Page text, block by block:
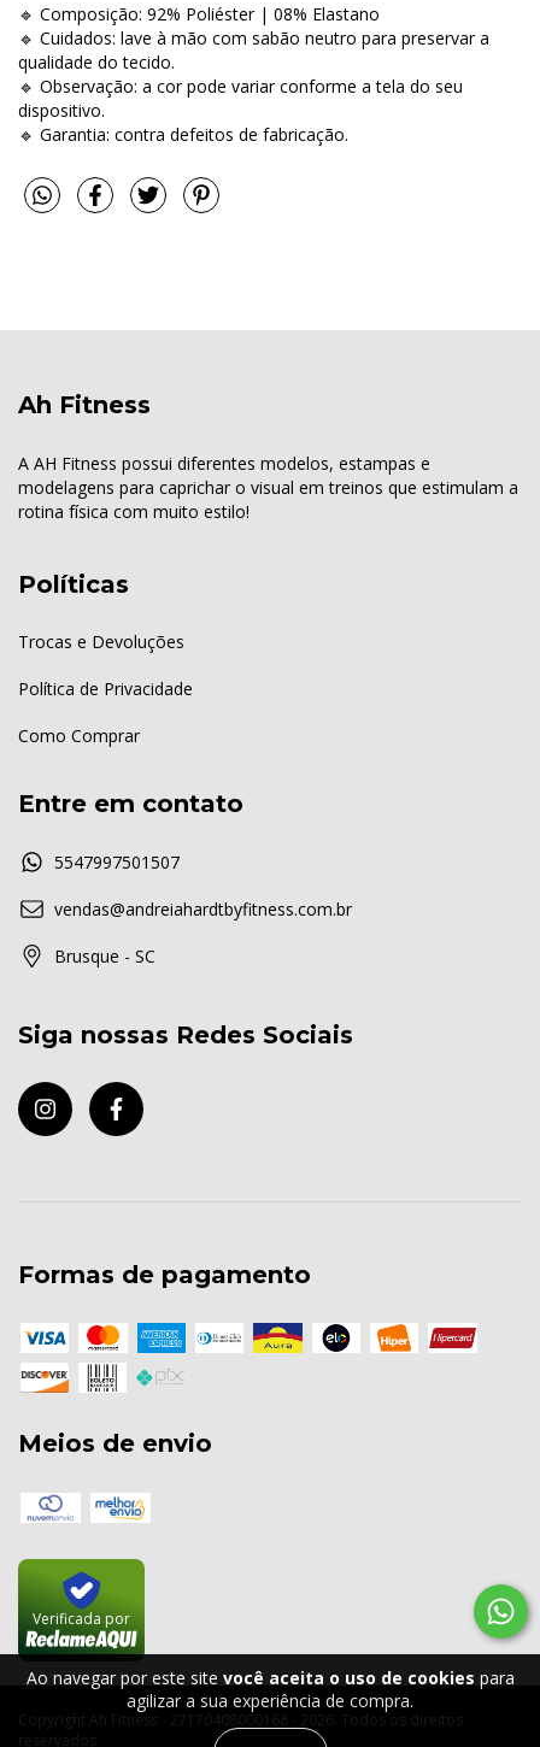
Ao navegar por este site você aceita o uso de cookies para
agilizar a sua experiência de compra.
🔹 Composição: 92% Poliéster | 08% Elastano
🔹 Cuidados: lave à mão com sabão neutro para preservar a
qualidade do tecido.
🔹 Observação: a cor pode variar conforme a tela do seu
dispositivo.
🔹 Garantia: contra defeitos de fabricação.
Ah Fitness
A AH Fitness possui diferentes modelos, estampas e
modelagens para caprichar o visual em treinos que estimulam a
rotina física com muito estilo!
Políticas
Trocas e Devoluções
Política de Privacidade
Como Comprar
Entre em contato
5547997501507
vendas@andreiahardtbyfitness.com.br
Brusque - SC
Siga nossas Redes Sociais
Formas de pagamento
Meios de envio
Verificada por
Copyright Ah Fitness - 27170408000168 - 2026. Todos os direitos
reservados.